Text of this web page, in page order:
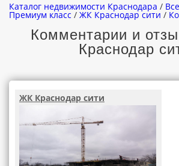
ВСЕ
КАРТА
ЗАСТРОЙЩИКИ
ВСЕ КОТТЕДЖНЫЕ
Каталог недвижимости Краснодара /
Премиум класс / ЖК Краснодар сити /
Комментарии и
Краснодар
ЖК Краснодар сити